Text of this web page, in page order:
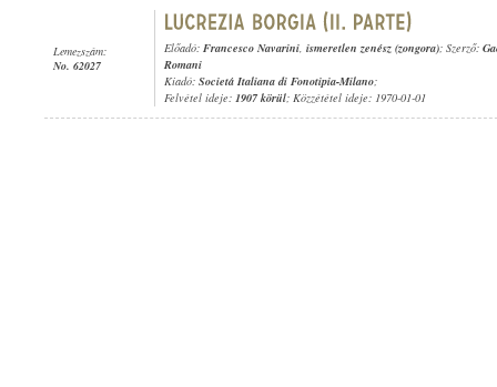
Lemezszám:
No. 62027
Előadó: Francesco Navarini, ismeretlen zenész (zongora); Szerző:
Romani
Kiadó: Societá Italiana di Fonotipia-Milano;
Felvétel ideje: 1907 körül; Közzététel ideje: 1970-01-01